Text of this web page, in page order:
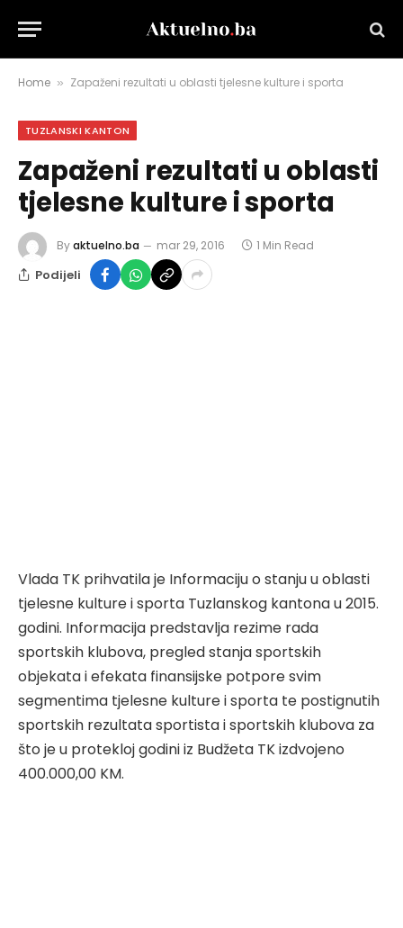
Home » Zapaženi rezultati u oblasti tjelesne kulture i sporta
TUZLANSKI KANTON
Zapaženi rezultati u oblasti
tjelesne kulture i sporta
Byaktuelno.ba mar 29, 2016 1 Min Read
Podijeli
Vlada TK prihvatila je Informaciju o stanju u oblasti
tjelesne kulture i sporta Tuzlanskog kantona u 2015.
godini. Informacija predstavlja rezime rada
sportskih klubova, pregled stanja sportskih
objekata i efekata finansijske potpore svim
segmentima tjelesne kulture i sporta te postignutih
sportskih rezultata sportista i sportskih klubova za
što je u protekloj godini iz Budžeta TK izdvojeno
400.000,00 KM.